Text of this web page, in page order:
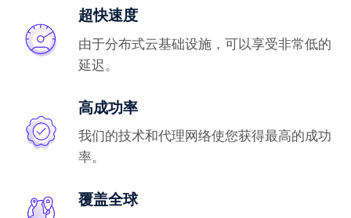
超快速度
由于分布式云基础设施，可以享受非常低的
延迟。
高成功率
我们的技术和代理网络使您获得最高的成功
率。
覆盖全球